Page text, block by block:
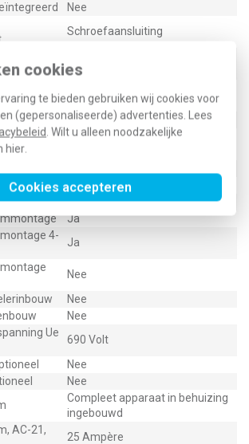
cookies
te bieden gebruiken wij cookies voor
(gepersonaliseerde) advertenties. Lees
. Wilt u alleen noodzakelijke
hier
Cookies accepteren
Nee
Schroefaansluiting
Tuimelaar
Nee
23, 400 V
7.500 Kilowatt
Grijs
Ja
4-
Ja
Nee
Nee
Nee
Ue
690 Volt
Nee
Nee
Compleet apparaat in behuizing
ingebouwd
AC-21,
25 Ampère